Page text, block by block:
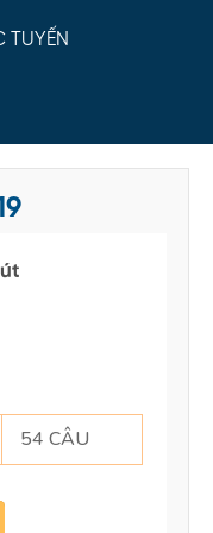
TUYẾN
54 CÂU